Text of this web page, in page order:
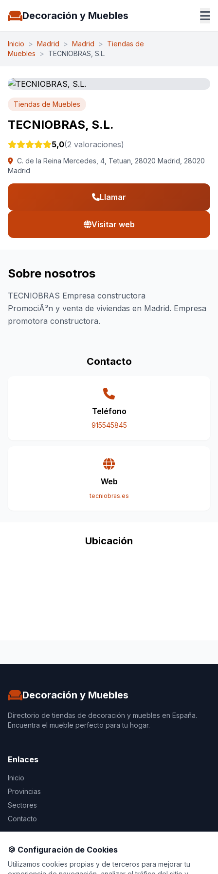
Decoración y Muebles
Inicio > Madrid > Madrid > Tiendas de
Muebles
> TECNIOBRAS, S.L.
Tiendas de Muebles
TECNIOBRAS, S.L.
5,0(2 valoraciones)
C. de la Reina Mercedes, 4, Tetuan, 28020 Madrid, 28020
Madrid
Llamar
Visitar web
Sobre nosotros
TECNIOBRAS Empresa constructora
PromociÃ³n y venta de viviendas en Madrid. Empresa
promotora constructora.
Contacto
Teléfono
915545845
Web
tecniobras.es
Ubicación
Decoración y Muebles
Directorio de tiendas de decoración y muebles en España.
Encuentra el mueble perfecto para tu hogar.
Enlaces
Inicio
Provincias
Sectores
Contacto
Legal
Aviso Legal
🍪 Configuración de Cookies
Utilizamos cookies propias y de terceros para mejorar tu